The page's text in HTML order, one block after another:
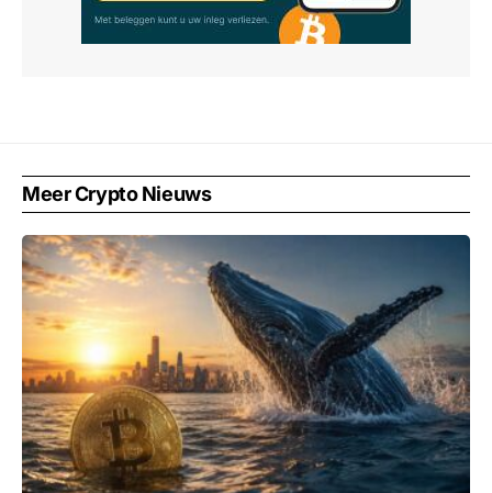
Meer Crypto Nieuws